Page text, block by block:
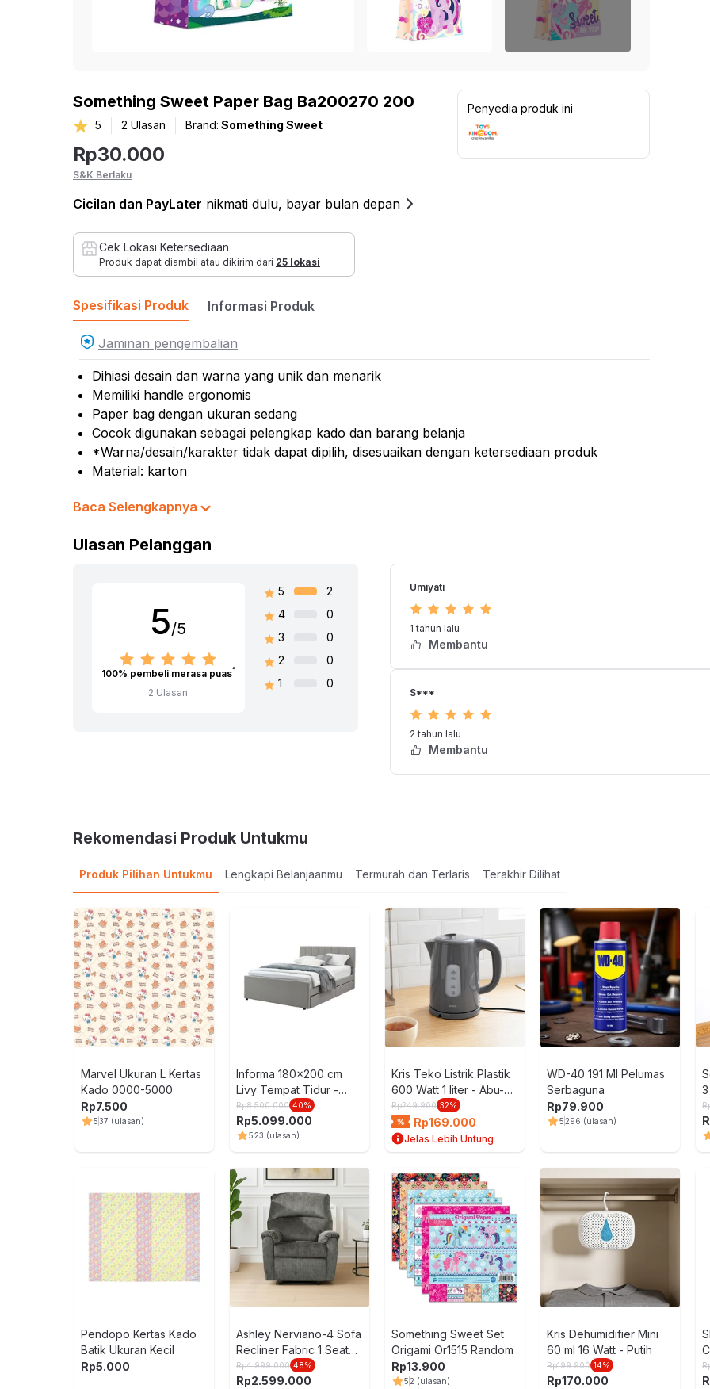
Home Improvement
Hobi & Gaya Hidup
Kesehatan dan
Olahraga
Otomotif Sofa Bed
Kursi Keramas
Lampu Indoor
Lampu untuk Outdoor
Ide dan Inspirasi
Living Room Goals
Shades of Brown
ROLKA
Pendopo
Kinetic Sepeda Statis 8.5Be -
Abu-Abu / Hitam
Kinetic Dumbbell Karet 20
Rp 1.099.000
Rp1.299.000
Something Sweet Paper Bag Ba200270 200
5 2 Ulasan Brand: Something Sweet
Rp30.000
S&K Berlaku
Cicilan dan PayLater nikmati dulu, bayar bulan depan
Penyedia produk ini
Cek Lokasi Ketersediaan
Produk dapat diambil atau dikirim dari 25 lokasi
Spesifikasi Produk Informasi Produk
Jaminan pengembalian
Dihiasi desain dan warna yang unik dan menarik
Memiliki handle ergonomis
Paper bag dengan ukuran sedang
Cocok digunakan sebagai pelengkap kado dan barang belanja
*Warna/desain/karakter tidak dapat dipilih, disesuaikan dengan ketersediaan produk
Material: karton
Dimensi Kemasan: 0.0 x 0.0 x 0.0
SOMETHING SWEET-PAPER BAG BA200270 200
Baca Selengkapnya
Ulasan Pelanggan
5/5
100% pembeli merasa puas
2 Ulasan
5
2
4
0
3
0
2
0
1
0
Umiyati
1 tahun lalu
Membantu
S***
2 tahun lalu
Membantu
Rekomendasi Produk Untukmu
Produk Pilihan Untukmu Lengkapi Belanjaanmu Termurah dan Terlaris Terakhir Dilihat
Marvel Ukuran L Kertas
Kado 0000-5000
Rp7.500
537 (ulasan)
Informa 180x200 cm
Livy Tempat Tidur -
Abu-Abu
Rp8.500.000 40%
Rp5.099.000
523 (ulasan)
Kris Teko Listrik Plastik
600 Watt 1 liter - Abu-
Abu
Rp249.900 32%
Rp169.000
Jelas Lebih Untung
WD-40 191 Ml Pelumas
Serbaguna
Rp79.900
5296 (ulasan)
Pendopo Kertas Kado
Batik Ukuran Kecil
Rp5.000
Ashley Nerviano-4 Sofa
Recliner Fabric 1 Seater
- Abu-Abu
Rp4.999.000 48%
Rp2.599.000
Something Sweet Set
Origami Or1515 Random
Rp13.900
52 (ulasan)
Kris Dehumidifier Mini
60 ml 16 Watt - Putih
Rp199.900 14%
Rp170.000